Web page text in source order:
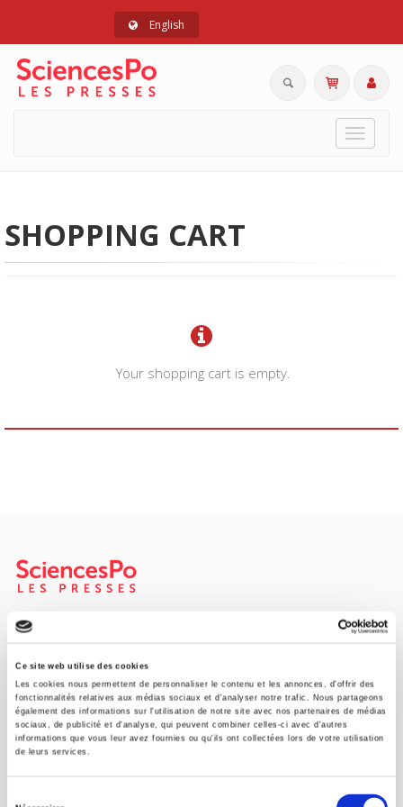
Ce site web utilise des cookies
Les cookies nous permettent de personnaliser le contenu et les annonces, d'offrir des
fonctionnalités relatives aux médias sociaux et d'analyser notre trafic. Nous partageons
également des informations sur l'utilisation de notre site avec nos partenaires de médias
sociaux, de publicité et d'analyse, qui peuvent combiner celles-ci avec d'autres
informations que vous leur avez fournies ou qu'ils ont collectées lors de votre utilisation
de leurs services.
English
Toggle
SHOPPING CART
Your shopping cart is empty.
SCIENCES PO UNIVERSITY PRESS has a threefold role: to publish
original research, to edit reference works for student use, and to
help public and political debate.
CONTACTS
FOREIGN RIGHTS
FOR BOOKSHOPS